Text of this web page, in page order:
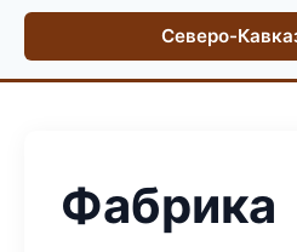
Северо-
Фабрика